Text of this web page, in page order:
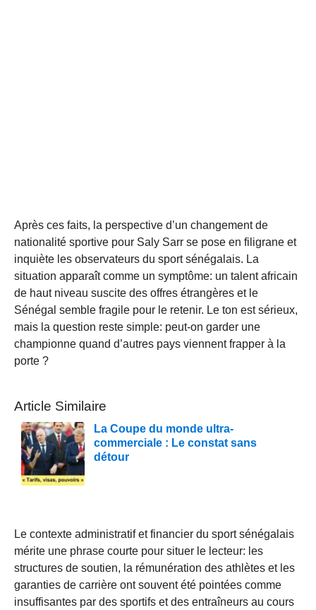
Après ces faits, la perspective d’un changement de
nationalité sportive pour Saly Sarr se pose en filigrane et
inquiète les observateurs du sport sénégalais. La
situation apparaît comme un symptôme: un talent africain
de haut niveau suscite des offres étrangères et le
Sénégal semble fragile pour le retenir. Le ton est sérieux,
mais la question reste simple: peut-on garder une
championne quand d’autres pays viennent frapper à la
porte ?
Article Similaire
La Coupe du monde ultra-
commerciale : Le constat sans
détour
Le contexte administratif et financier du sport sénégalais
mérite une phrase courte pour situer le lecteur: les
structures de soutien, la rémunération des athlètes et les
garanties de carrière ont souvent été pointées comme
insuffisantes par des sportifs et des entraîneurs au cours